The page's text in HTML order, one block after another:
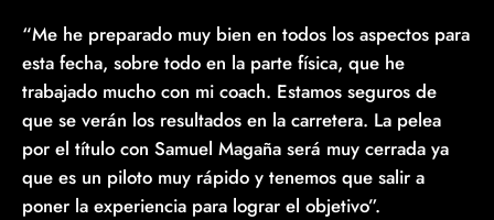
“Me he preparado muy bien en todos los aspectos para
esta fecha, sobre todo en la parte física, que he
trabajado mucho con mi coach. Estamos seguros de
que se verán los resultados en la carretera. La pelea
por el título con Samuel Magaña será muy cerrada ya
que es un piloto muy rápido y tenemos que salir a
poner la experiencia para lograr el objetivo”.